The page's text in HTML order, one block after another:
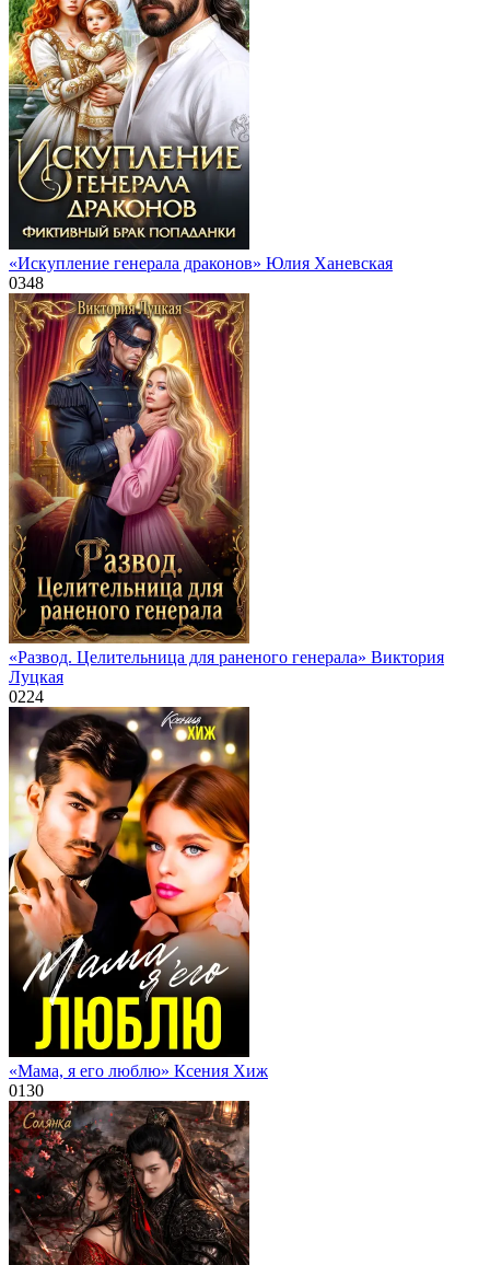
«Искупление генерала драконов» Юлия Ханевская
0348
«Развод. Целительница для раненого генерала» Виктория
Луцкая
0224
«Мама, я его люблю» Ксения Хиж
0130